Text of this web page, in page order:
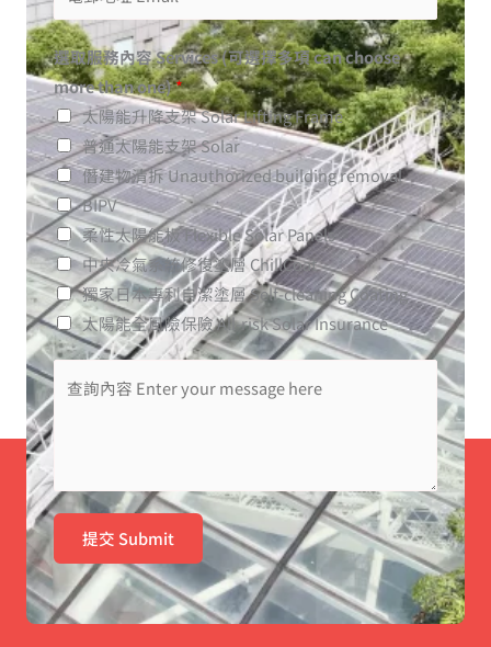
選取服務內容 Services (可選擇多項 can choose
more than one)*
太陽能升降支架 Solar Lifting Frame
普通太陽能支架 Solar
僭建物清拆 Unauthorized building removal
BIPV
柔性太陽能板 Flexible Solar Panels
中央冷氣系統修復塗層 ChillCoat
獨家日本專利自潔塗層​ Self-cleaning Coating
太陽能全風險保險 All-risk Solar Insurance
提交 Submit